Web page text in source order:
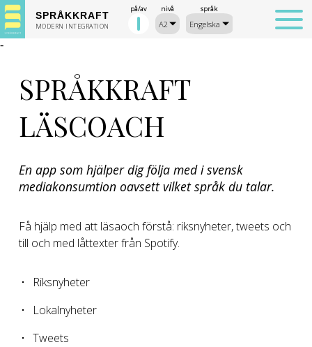
-
SPRÅKKRAFT
MODERN INTEGRATION
på/av nivå språk
SPRÅKKRAFT
LÄSCOACH
En app som hjälper dig följa med i svensk
mediakonsumtion oavsett vilket språk du talar.
Få hjälp med att läsaoch förstå: riksnyheter, tweets och
till och med låttexter från Spotify.
Riksnyheter
Lokalnyheter
Tweets